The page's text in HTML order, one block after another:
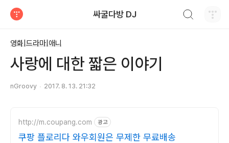
싸굴다방 DJ
영화|드라마|애니
사랑에 대한 짧은 이야기
nGroovy 2017. 8. 13. 21:32
http://m.coupang.com 광고
쿠팡 플로리다 와우회원은 무제한 무료배송